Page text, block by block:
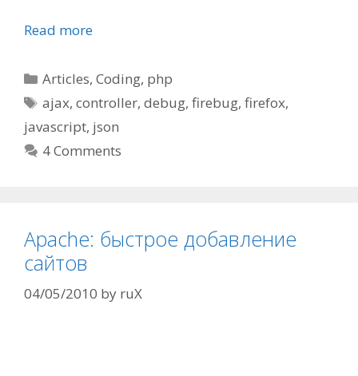
Read more
Categories
Articles,Coding, php
Tags
ajax,controller,debug,firebug,firefox,
javascript, json
4 Comments
Apache: быстрое добавление
сайтов
04/05/2010 by ruX